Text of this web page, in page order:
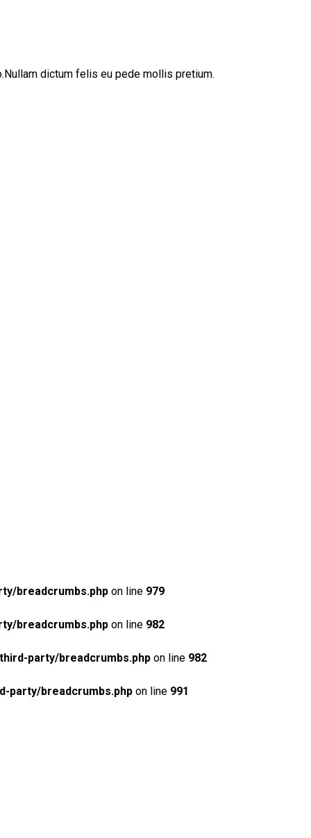
dictum felis eu pede mollis pretium.
breadcrumbs.php on line 979
breadcrumbs.php on line 982
party/breadcrumbs.php on line 982
party/breadcrumbs.php on line 991